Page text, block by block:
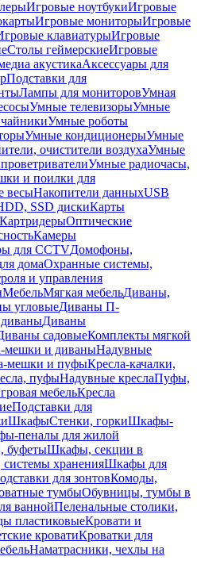
Игровые ноутбукиИгровые
Игровые мониторыИгровые
клавиатурыИгровые
Столы геймерскиеИгровые
акустикаАксессуары для
Подставки для
Лампы для мониторовУмная
Умные телевизорыУмные
Умные роботы
Умные кондиционерыУмные
очистители воздухаУмные
Умные радиочасы,
и поилки для
весыНакопители данныхUSB
SSD дискиКарты
КартридерыОптические
Камеры
для CCTVДомофоны,
домаОхранные системы,
и управления
МебельМягкая мебельДиваны,
угловыеДиваны П-
Диваны
садовыеКомплекты мягкой
мешки и диваныНадувные
мешки и пуфыКресла-качалки,
пуфыНадувные креслаПуфы,
мебельКресла
Подставки для
ШкафыСтенки, горкиШкафы-
пеналы для жилой
буфетыШкафы, секции в
храненияШкафы для
для зонтовКомоды,
тумбыОбувницы, тумбы в
ваннойПеленальные столики,
пластиковыеКровати и
кроватиКроватки для
Наматрасники, чехлы на